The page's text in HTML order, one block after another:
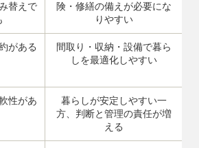
替えで
険・修繕の備えが必要にな
りやすい
がある
間取り・収納・設備で暮ら
しを最適化しやすい
性があ
暮らしが安定しやすい一
方、判断と管理の責任が増
える